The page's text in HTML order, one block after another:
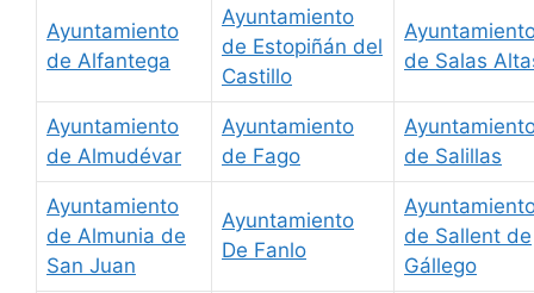
Ayuntamiento
de Alfantega
Ayuntamiento
de Estopiñán del
Castillo
de Salas
Ayuntamiento
de Almudévar
Ayuntamiento
de Fago
de Salillas
Ayuntamiento
de Almunia de
San Juan
Ayuntamiento
De Fanlo
de Sallent de
Gállego